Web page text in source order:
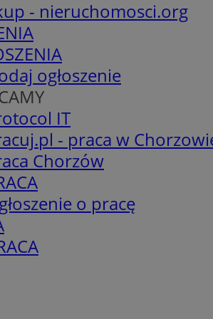
- nieruchomosci.org
ogłoszenie
IT
- praca w
Chorzów
o pracę